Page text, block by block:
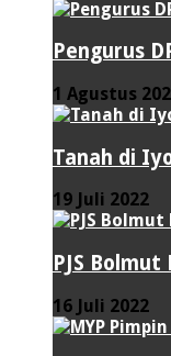
Pengurus
1 Agustus
Tanah di
19 Juli 2022
PJS
16 Juli 2022